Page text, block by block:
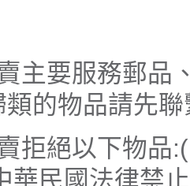
主要服務郵品
的物品請先
拒絕以下物品
華民國法律禁